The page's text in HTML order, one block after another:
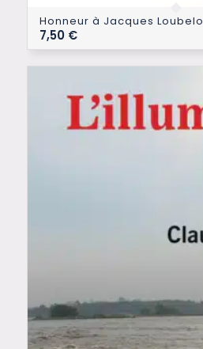
Honneur à Jacques Loubelo
7,50 €